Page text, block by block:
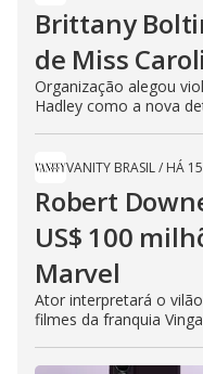
Brittany
de Miss
Organização alegou
Hadley como a nova
VANITY BRASIL/ HÁ
Robert
US$ 100
Marvel
Ator interpretará o
filmes da franquia